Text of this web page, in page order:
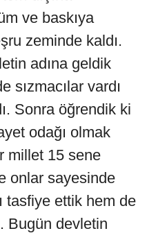
ve baskıya
zeminde kaldı.
adına geldik
sızmacılar vardı
Sonra öğrendik ki
odağı olmak
millet 15 sene
onlar sayesinde
tasfiye ettik hem de
Bugün devletin